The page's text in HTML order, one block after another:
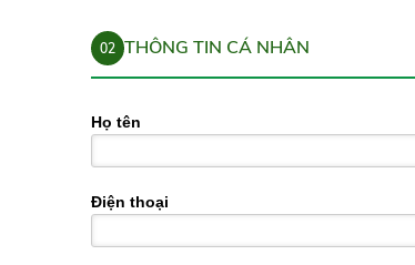
02 THÔNG TIN CÁ NHÂN
Họ tên
Điện thoại